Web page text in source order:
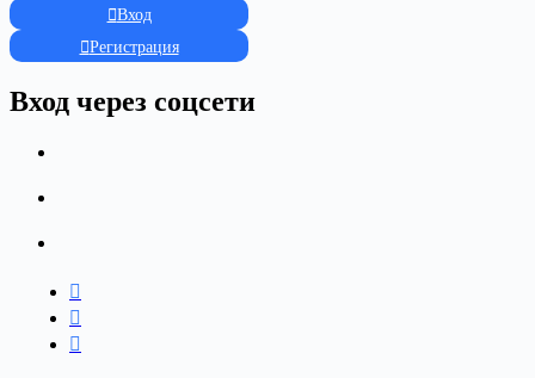
Вход
Регистрация
Вход через соцсети